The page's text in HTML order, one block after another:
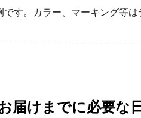
す。カラー、マーキング等
届けまでに必要な